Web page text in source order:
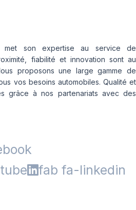
met son expertise au service de
fiabilité et innovation sont au
proposons une large gamme de
vos besoins automobiles. Qualité et
grâce à nos partenariats avec des
fab fa-linkedin